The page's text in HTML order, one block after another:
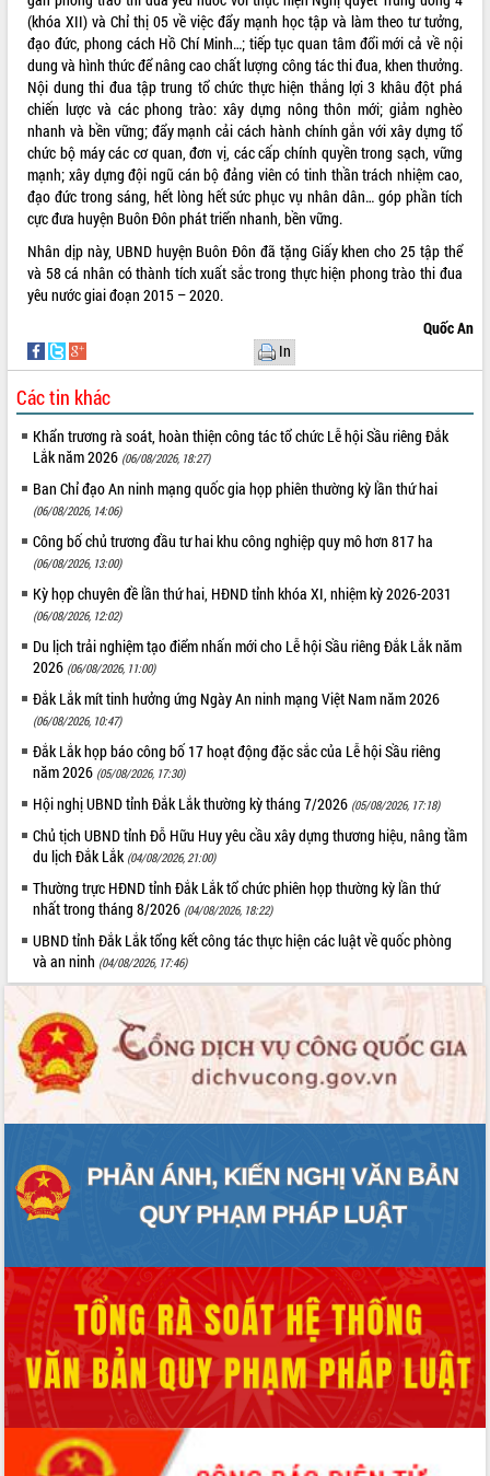
để phát triển du lịch Đắk Lắk
Khởi động Dự án Đầu tư xây dựng hạ
tầng kỹ thuật Cụm công nghiệp Tân
Tiến
Gặp mặt các cơ quan báo chí nhân Kỷ
niệm 101 năm Ngày Báo chí Cách
mạng Việt Nam
Đắk Lắk sơ kết 4 năm triển khai thực
hiện Đề án 06 của Chính phủ
Quy hoạch và Xúc tiến đầu tư tỉnh Đắk
Lắk
Khơi thông điểm nghẽn, đẩy nhanh
HĐND tỉnh thông qua điều chỉnh Quy
hoạch tỉnh thời kỳ 2021-2030
Hội thảo góp ý hồ sơ điều chỉnh quy
hoạch tỉnh Đắk Lắk thời kỳ 2021-2030,
tầm nhìn đến năm 2050
Nâng cao hiệu quả hoạt động của các
doanh nghiệp nhà nước
Hội nghị triển khai kết nối mạng
truyền số liệu chuyên dùng phục vụ cơ
quan Đảng, Nhà nước
Lễ phát động chuỗi hoạt động chung
tay làm sạch môi trường
Xã Ea Kar bước chuyển mình trong
công tác cải cách hành chính mô hình
mới
UBND tỉnh họp báo định kỳ tháng 4
năm 2026
Hội thảo khoa học “Giải pháp thúc đẩy
phát triển nền kinh tế xanh tại tỉnh
Đắk Lắk”
Tăng cường giám sát, đôn đốc thực
hiện nhiệm vụ quản lý tài sản công
hàng tuần
Tháo gỡ những vướng mắc, đẩy mạnh
công tác cải cách thủ tục hành chính
tại Trung tâm Phục vụ hành chính
công tỉnh
thi Sáng tạo Kỹ thuật 2024 - 2025
Đắk Lắk rà soát, điều chỉnh Đề án 190
về phát triển nuôi trồng thủy sản
Phó Chủ tịch UBND tỉnh Đắk Lắk
Trương Công Thái kiểm tra thực địa
Thuột
Định vị cà phê Việt Nam như một “di
sản sống” trong dòng chảy toàn cầu
sống người dân từ những mô hình thiết
thực
Quyết liệt tháo gỡ vướng mắc, đẩy
nhanh tiến độ các dự án trọng điểm
trong Khu kinh tế Nam Phú Yên
Hòn Yến phát triển du lịch gắn với bảo
tồn biển
Lấy ý kiến điều chỉnh Quy hoạch tỉnh
Đắk Lắk thời kỳ 2021-2030, tầm nhìn
(khóa XII) và Chỉ thị 05 về việc đẩy mạnh học tập và làm theo tư tưởng,
đạo đức, phong cách Hồ Chí Minh…; tiếp tục quan tâm đổi mới cả về nội
dung và hình thức để nâng cao chất lượng công tác thi đua, khen thưởng.
Nội dung thi đua tập trung tổ chức thực hiện thắng lợi 3 khâu đột phá
chiến lược và các phong trào: xây dựng nông thôn mới; giảm nghèo
nhanh và bền vững; đẩy mạnh cải cách hành chính gắn với xây dựng tổ
chức bộ máy các cơ quan, đơn vị, các cấp chính quyền trong sạch, vững
mạnh; xây dựng đội ngũ cán bộ đảng viên có tinh thần trách nhiệm cao,
đạo đức trong sáng, hết lòng hết sức phục vụ nhân dân… góp phần tích
cực đưa huyện Buôn Đôn phát triển nhanh, bền vững.
Nhân dịp này, UBND huyện Buôn Đôn đã tặng Giấy khen cho 25 tập thể
và 58 cá nhân có thành tích xuất sắc trong thực hiện phong trào thi đua
yêu nước giai đoạn 2015 – 2020.
Quốc An
In
Các tin khác
Khẩn trương rà soát, hoàn thiện công tác tổ chức Lễ hội Sầu riêng Đắk
Lắk năm 2026 (06/08/2026, 18:27)
Ban Chỉ đạo An ninh mạng quốc gia họp phiên thường kỳ lần thứ hai
(06/08/2026, 14:06)
Công bố chủ trương đầu tư hai khu công nghiệp quy mô hơn 817 ha
(06/08/2026, 13:00)
Kỳ họp chuyên đề lần thứ hai, HĐND tỉnh khóa XI, nhiệm kỳ 2026-2031
(06/08/2026, 12:02)
Du lịch trải nghiệm tạo điểm nhấn mới cho Lễ hội Sầu riêng Đắk Lắk năm
2026 (06/08/2026, 11:00)
Đắk Lắk mít tinh hưởng ứng Ngày An ninh mạng Việt Nam năm 2026
(06/08/2026, 10:47)
Đắk Lắk họp báo công bố 17 hoạt động đặc sắc của Lễ hội Sầu riêng
năm 2026 (05/08/2026, 17:30)
Hội nghị UBND tỉnh Đắk Lắk thường kỳ tháng 7/2026 (05/08/2026, 17:18)
Chủ tịch UBND tỉnh Đỗ Hữu Huy yêu cầu xây dựng thương hiệu, nâng tầm
du lịch Đắk Lắk (04/08/2026, 21:00)
Thường trực HĐND tỉnh Đắk Lắk tổ chức phiên họp thường kỳ lần thứ
nhất trong tháng 8/2026 (04/08/2026, 18:22)
UBND tỉnh Đắk Lắk tổng kết công tác thực hiện các luật về quốc phòng
và an ninh (04/08/2026, 17:46)